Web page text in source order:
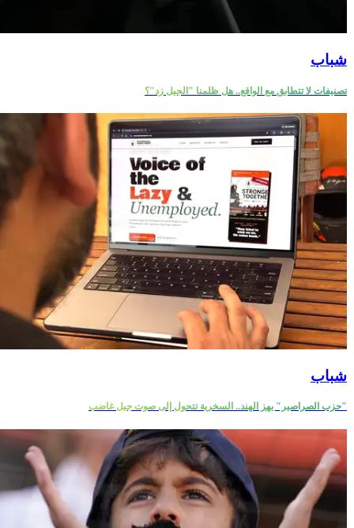
شباب
تصنيفات لا تتطابق مع الواقع.. هل ظلمنا "الجيل زد"؟
شباب
"حزب الصراصير" يهز الهند.. السخرية تتحول إلى صوت جيل غاضب